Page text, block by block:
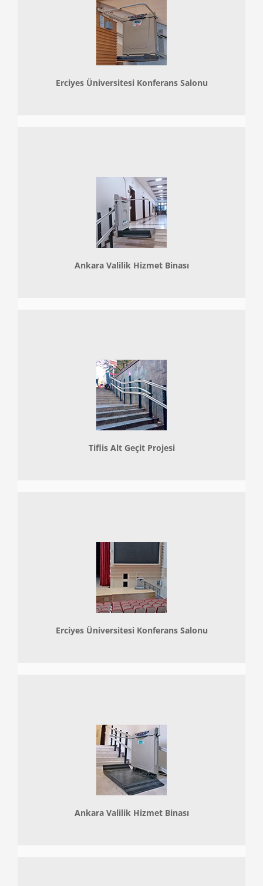
Erciyes Üniversitesi Konferans Salonu
Ankara Valilik Hizmet Binası
Tiflis Alt Geçit Projesi
Erciyes Üniversitesi Konferans Salonu
Ankara Valilik Hizmet Binası